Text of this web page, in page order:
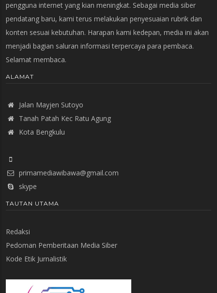
pengguna internet yang kian meningkat. Sebagai media siber
pendatang baru, kami terus melakukan penyesuaian rubrik dan
konten sesuai kebutuhan. Harapan kami kedepan, media ini akan
menjadi bagian saluran informasi terpercaya para pembaca.
Selamat membaca.
ALAMAT
Jalan Mayjen Sutoyo
Tanah Patah Kec Ratu Agung
Kota Bengkulu
primamediawibawa@gmail.com
skype
TAUTAN UTAMA
Redaksi
Pedoman Pemberitaan Media Siber
Kode Etik Jurnalistik